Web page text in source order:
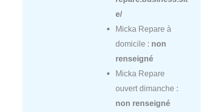
e/
Micka Repare à
domicile : non
renseigné
Micka Repare
ouvert dimanche :
non renseigné